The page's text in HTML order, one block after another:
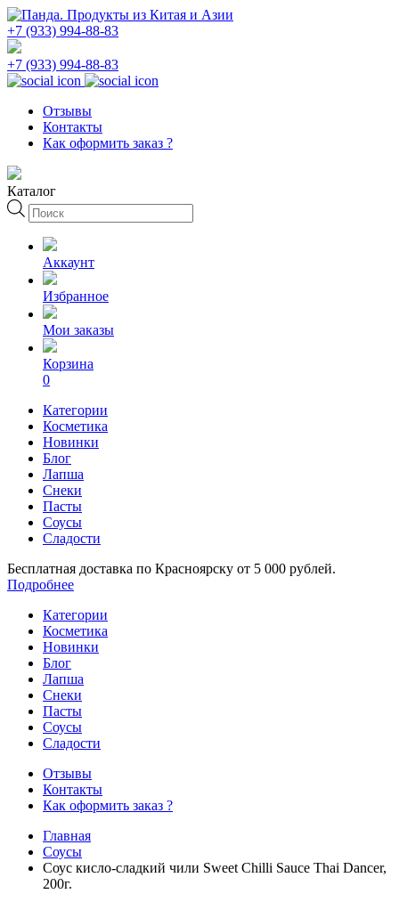
+7 (933) 994-88-83
+7 (933) 994-88-83
Отзывы
Контакты
Как оформить заказ ?
Каталог
Поиск
товаров
Аккаунт
Избранное
Мои заказы
Корзина
0
Категории
Косметика
Новинки
Блог
Лапша
Снеки
Пасты
Соусы
Сладости
Бесплатная доставка по Красноярску от 5 000 рублей.
Подробнее
Категории
Косметика
Новинки
Блог
Лапша
Снеки
Пасты
Соусы
Сладости
Отзывы
Контакты
Как оформить заказ ?
Главная
Соусы
Соус кисло-сладкий чили Sweet Chilli Sauce Thai Dancer,
200г.